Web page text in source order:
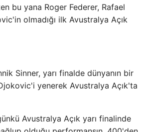
bu yana Roger Federer, Rafael
olmadığı ilk Avustralya Açık
Sinner, yarı finalde dünyanın bir
yenerek Avustralya Açık'ta
Avustralya Açık yarı finalinde